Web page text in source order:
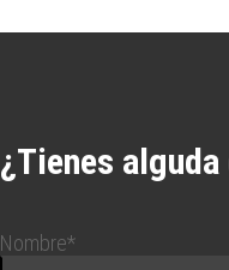
¿Tienes
Nombre*